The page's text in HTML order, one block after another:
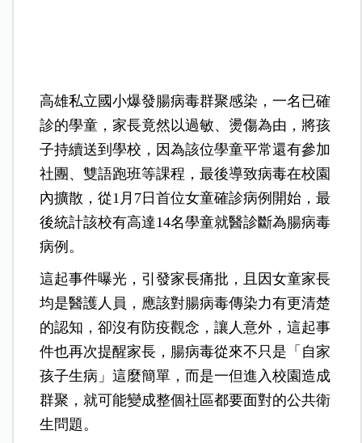
高雄私立國小爆發腸病毒群聚感染，一名已確
診的學童，家長竟然以過敏、燙傷為由，將孩
子持續送到學校，因為該位學童平常還有參加
社團、雙語跑班等課程，最後導致病毒在校園
內擴散，從1月7日首位女童確診病例開始，最
後統計該校有高達14名學童就醫診斷為腸病毒
病例。
這起事件曝光，引發家長痛批，且因女童家長
均是醫護人員，應該對腸病毒傳染力有更清楚
的認知，卻沒有防疫觀念，讓人意外，這起事
件也再次提醒家長，腸病毒從來不只是「自家
孩子生病」這麼簡單，而是一但進入校園造成
群聚，就可能變成整個社區都要面對的公共衛
生問題。